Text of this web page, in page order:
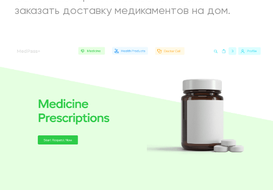
заказать доставку медикаментов на дом.